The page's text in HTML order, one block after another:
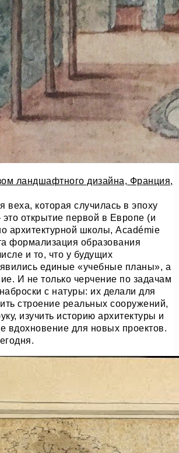
ландшафтного дизайна, Франция,
которая случилась в эпоху
открытие первой в Европе (и
архитектурной школы, Académie
формализация образования
и то, что у будущих
единые «учебные планы», а
И не только черчение по задачам
с натуры: их делали для
строение реальных сооружений,
изучить историю архитектуры и
вдохновение для новых проектов.